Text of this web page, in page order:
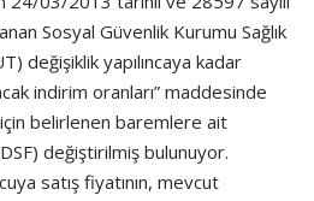
Sosyal Güvenlik Kurumu Sağlık
değişiklik yapılıncaya kadar
indirim oranları” maddesinde
belirlenen baremlere ait
değiştirilmiş bulunuyor.
satış fiyatının, mevcut